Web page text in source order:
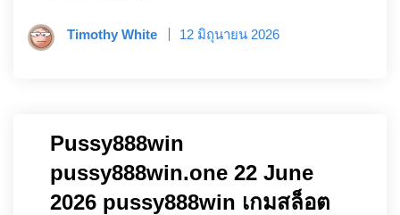
Timothy White 12 มิถุนายน 2026
Pussy888win
pussy888win.one 22 June
2026 pussy888win เกมสล็อต